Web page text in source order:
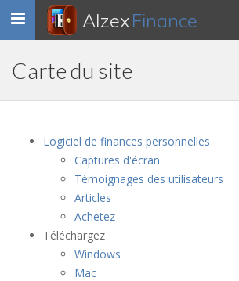
Toggle
navigation
AlzexFinance
Carte du site
Logiciel de finances personnelles
Captures d'écran
Témoignages des utilisateurs
Articles
Achetez
Téléchargez
Windows
Mac